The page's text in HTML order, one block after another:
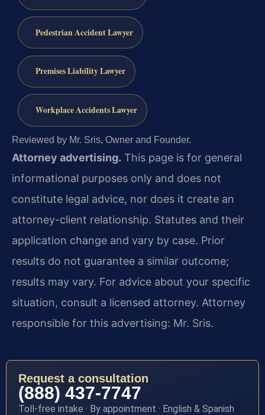
Pedestrian Accident Lawyer
Premises Liability Lawyer
Workplace Accidents Lawyer
Reviewed by Mr. Sris, Owner and Founder.
Attorney advertising. This page is for general
informational purposes only and does not
constitute legal advice, nor does it create an
attorney-client relationship. Statutes and their
application change and vary by case. Prior
results do not guarantee a similar outcome;
results may vary. For advice about your specific
situation, consult a licensed attorney. Attorney
responsible for this advertising: Mr. Sris.
Request a consultation
(888) 437-7747
Toll-free intake · By appointment · English & Spanish